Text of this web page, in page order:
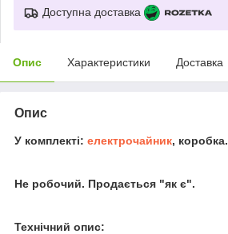
Доступна доставка
Опис Характеристики Доставка
Опис
У комплекті: електрочайник, коробка.
Не робочий. Продається "як є".
Технічний опис: